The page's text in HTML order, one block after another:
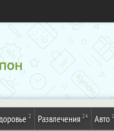
2 Развлечения 24 Авто 1